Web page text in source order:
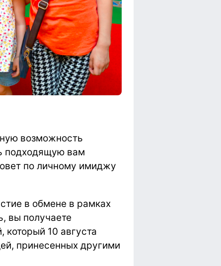
возможность
подходящую вам
по личному имиджу
в обмене в рамках
вы получаете
который 10 августа
принесенных другими